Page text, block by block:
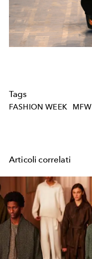
Tags
FASHION WEEK MFW
Articoli correlati